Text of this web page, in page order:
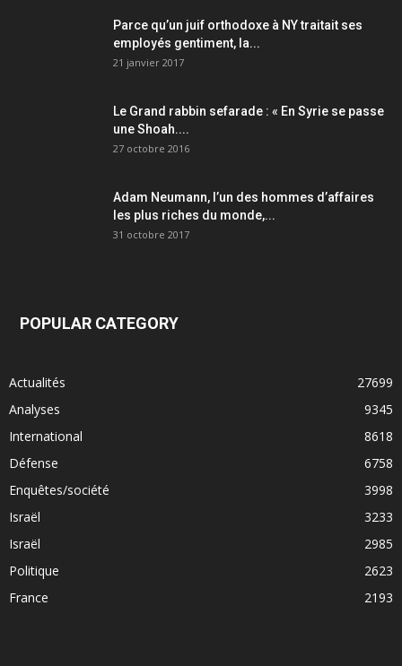
Parce qu’un juif orthodoxe à NY traitait ses
employés gentiment, la...
21 janvier 2017
Le Grand rabbin sefarade : « En Syrie se passe
une Shoah....
27 octobre 2016
Adam Neumann, l’un des hommes d’affaires
les plus riches du monde,...
31 octobre 2017
POPULAR CATEGORY
Actualités
27699
Analyses
9345
International
8618
Défense
6758
Enquêtes/société
3998
Israël
3233
Israël
2985
Politique
2623
France
2193